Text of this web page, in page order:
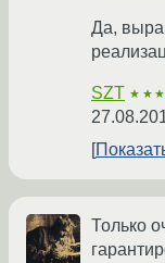
Да,
SZT
Только